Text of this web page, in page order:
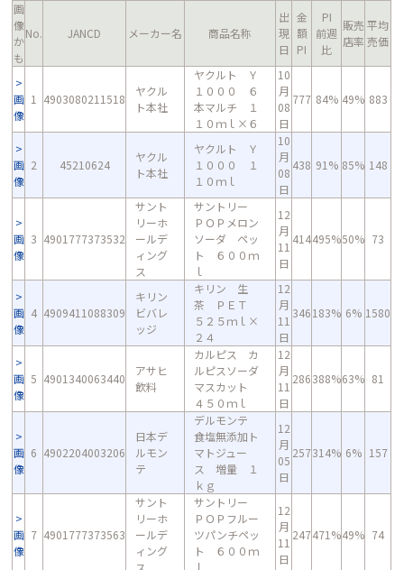
画
像
か
も
No. JANCD メーカー名 商品名称
出
現
日
金
額
PI
PI
前週
比
販売
店率
平均
売価
画
像
1 4903080211518
ヤクル
ト本社
ヤクルト Ｙ
１０００ ６
本マルチ １
１０ｍｌ×６
10
月
08
日
777 84% 49% 883
画
像
2 45210624
ヤクル
ト本社
ヤクルト Ｙ
１０００ １
１０ｍｌ
10
月
08
日
438 91% 85% 148
画
像
3 4901777373532
サント
リーホ
ールデ
ィング
ス
サントリー
ＰＯＰメロン
ソーダ ペッ
ト ６００ｍ
ｌ
12
月
11
日
414495%50% 73
画
像
4 4909411088309
キリン
ビバレ
ッジ
キリン 生
茶 ＰＥＴ
５２５ｍｌ×
２４
12
月
11
日
346183% 6% 1580
画
像
5 4901340063440
アサヒ
飲料
カルピス カ
ルピスソーダ
マスカット
４５０ｍｌ
12
月
11
日
286388%63% 81
画
像
6 4902204003206
日本デ
ルモン
テ
デルモンテ
食塩無添加ト
マトジュー
ス 増量 １
ｋｇ
12
月
05
日
257314% 6% 157
画
像
7 4901777373563
サント
リーホ
ールデ
ィング
ス
サントリー
ＰＯＰフルー
ツパンチペッ
ト ６００ｍ
ｌ
12
月
11
日
247471%49% 74